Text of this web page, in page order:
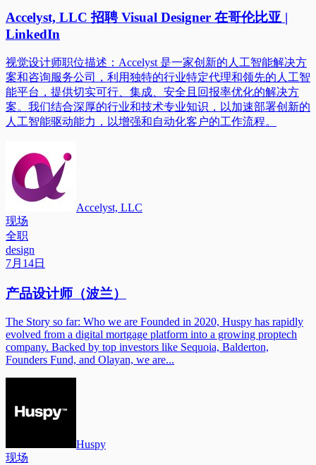
Accelyst, LLC 招聘 Visual Designer 在哥伦比亚 |
LinkedIn
视觉设计师职位描述：Accelyst 是一家创新的人工智能解决方
案和咨询服务公司，利用独特的行业特定代理和领先的人工智
能平台，提供切实可行、集成、安全且回报率优化的解决方
案。我们结合深厚的行业和技术专业知识，以加速部署创新的
人工智能驱动能力，以增强和自动化客户的工作流程。
Accelyst, LLC
现场
全职
design
7月14日
产品设计师（波兰）
The Story so far: Who we are Founded in 2020, Huspy has rapidly
evolved from a digital mortgage platform into a growing proptech
company. Backed by top investors like Sequoia, Balderton,
Founders Fund, and Olayan, we are...
Huspy
现场